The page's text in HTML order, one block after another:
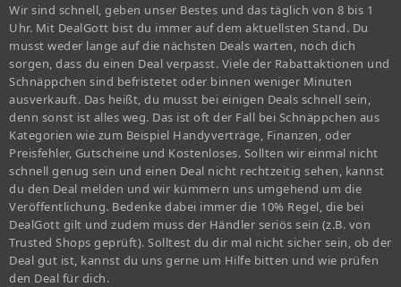
Wir sind schnell, geben unser Bestes und das täglich von 8 bis 1
Uhr. Mit DealGott bist du immer auf dem aktuellsten Stand. Du
musst weder lange auf die nächsten Deals warten, noch dich
sorgen, dass du einen Deal verpasst. Viele der Rabattaktionen und
Schnäppchen sind befristetet oder binnen weniger Minuten
ausverkauft. Das heißt, du musst bei einigen Deals schnell sein,
denn sonst ist alles weg. Das ist oft der Fall bei Schnäppchen aus
Kategorien wie zum Beispiel Handyverträge, Finanzen, oder
Preisfehler, Gutscheine und Kostenloses. Sollten wir einmal nicht
schnell genug sein und einen Deal nicht rechtzeitig sehen, kannst
du den Deal melden und wir kümmern uns umgehend um die
Veröffentlichung. Bedenke dabei immer die 10% Regel, die bei
DealGott gilt und zudem muss der Händler seriös sein (z.B. von
Trusted Shops geprüft). Solltest du dir mal nicht sicher sein, ob der
Deal gut ist, kannst du uns gerne um Hilfe bitten und wie prüfen
den Deal für dich.